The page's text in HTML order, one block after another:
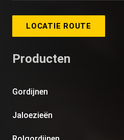
LOCATIE ROUTE
Producten
Gordijnen
Jaloezieën